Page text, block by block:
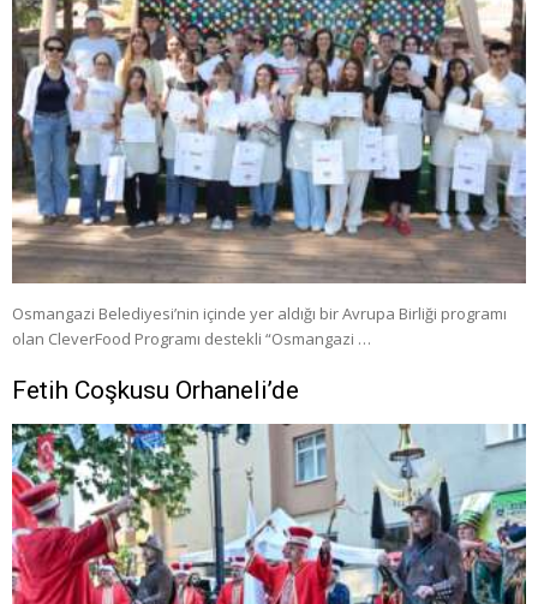
Osmangazi Belediyesi’nin içinde yer aldığı bir Avrupa Birliği programı
olan CleverFood Programı destekli “Osmangazi …
Fetih Coşkusu Orhaneli’de